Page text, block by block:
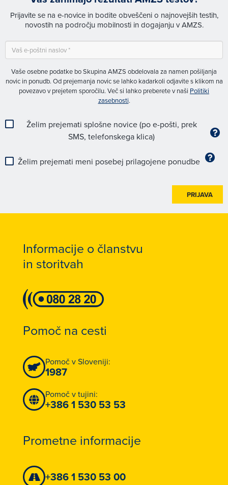
Prijavite se na e-novice in bodite obveščeni o najnovejših testih,
novostih na področju mobilnosti in dogajanju v AMZS.
Vaše osebne podatke bo Skupina AMZS obdelovala za namen pošiljanja
novic in ponudb. Od prejemanja novic se lahko kadarkoli odjavite s klikom na
povezavo v prejetem sporočilu. Več si lahko preberete v naši Politiki
zasebnosti.
Želim prejemati splošne novice (po e-pošti, prek
SMS, telefonskega klica)
Želim prejemati meni posebej prilagojene ponudbe
PRIJAVA
Informacije o članstvu
in storitvah
Pomoč na cesti
Pomoč v Sloveniji:
1987
Pomoč v tujini:
+386 1 530 53 53
Prometne informacije
+386 1 530 53 00